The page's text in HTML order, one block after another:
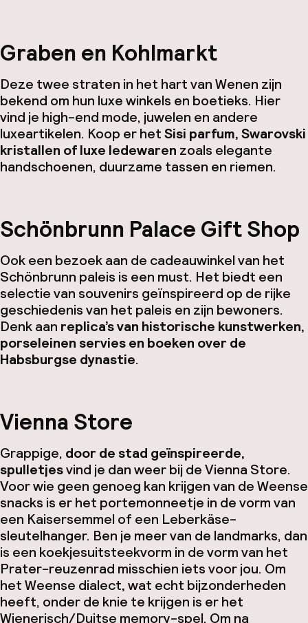
Graben en Kohlmarkt
Deze twee straten in het hart van Wenen zijn
bekend om hun luxe winkels en boetieks. Hier
vind je high-end mode, juwelen en andere
luxeartikelen. Koop er hetSisi parfum, Swarovski
kristallen of luxe ledewaren zoals elegante
handschoenen, duurzame tassen en riemen.
Schönbrunn Palace Gift Shop
Ook een bezoek aan de cadeauwinkel van het
Schönbrunn paleis is een must. Het biedt een
selectie van souvenirs geïnspireerd op de rijke
geschiedenis van het paleis en zijn bewoners.
Denk aan replica’s van historische kunstwerken,
porseleinen servies en boeken over de
Habsburgse dynastie.
Vienna Store
Grappige, door de stad geïnspireerde,
spulletjesvind je dan weer bij de Vienna Store.
Voor wie geen genoeg kan krijgen van de Weense
snacks is er het portemonneetje in de vorm van
een Kaisersemmel of een Leberkäse-
sleutelhanger. Ben je meer van de landmarks, dan
is een koekjesuitsteekvorm in de vorm van het
Prater-reuzenrad misschien iets voor jou. Om
het Weense dialect,wat echt bijzonderheden
heeft, onder de knie te krijgen is er het
Wienerisch/Duitse memory-spel. Om na